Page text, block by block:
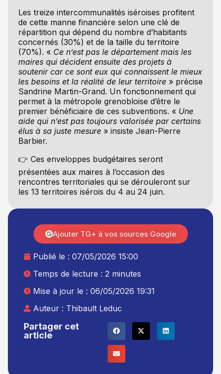
Les treize intercommunalités iséroises profitent
de cette manne financière selon une clé de
répartition qui dépend du nombre d’habitants
concernés (30%) et de la taille du territoire
(70%). « Ce n’est pas le département mais les
maires qui décident ensuite des projets à
soutenir car ce sont eux qui connaissent le mieux
les besoins et la réalité de leur territoire» précise
Sandrine Martin-Grand. Un fonctionnement qui
permet à la métropole grenobloise d’être le
premier bénéficiaire de ces subventions. « Une
aide qui n’est pas toujours valorisée par certains
élus à sa juste mesure» insiste Jean-Pierre
Barbier.
👉 Ces enveloppes budgétaires seront
présentées aux maires à l’occasion des
rencontres territoriales qui se dérouleront sur
les 13 territoires isérois du 4 au 24 juin.
Partager cet
article
Publié le : 07/05/2026 15:00
Temps de lecture : 2 minutes
Mise à jour le : 06/05/2026 19:31
Auteur : Thibault Leduc
Ajouter TG+ à vos sources Google